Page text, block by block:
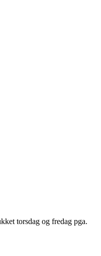
torsdag og fredag pga.